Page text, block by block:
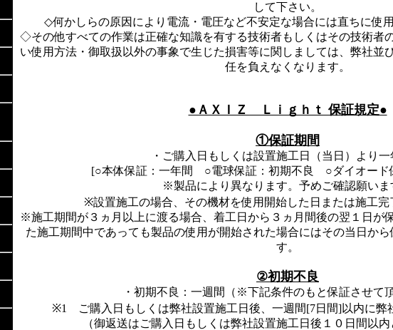
して下さい。
◇何かしらの原因により電流・電圧など不安定な場合には直ちに使
◇その他すべての作業は正確な知識を有する技術者もしくはその技術者
い使用方法・御取扱以外の事象で生じた損害等に関しましては、弊社並
任を負えなくなります。
●ＡＸＩＺ Ｌｉｇｈｔ 保証規定●
①保証期間
・ご購入日もしくは設置施工日（当日）より一
[○本体保証：一年間 ○電球保証：初期不良 ○ダイオー
※製品により異なります。予めご確認願いま
※設置施工の場合、その機材を使用開始した日または施工完
※施工期間が３ヵ月以上に渡る場合、着工日から３ヵ月間後の翌１日が
た施工期間中であっても製品の使用が開始された場合にはその当日か
す。
②初期不良
・初期不良：一週間（※下記条件のもと保証させて
※1 ご購入日もしくは弊社設置施工日後、一週間[7日間]以内に弊
（御返送はご購入日もしくは弊社設置施工日後１０日間以内